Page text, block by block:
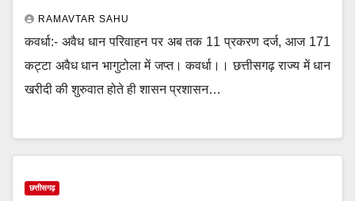
RAMAVTAR SAHU
कवर्धा:- अवैध धान परिवाहन पर अब तक 11 प्रकरण दर्ज, आज 171
कट्टा अवैध धान भागुटोला में जप्त। कवर्धा।। छत्तीसगढ़ राज्य में धान
खरीदी की शुरुवात होते ही शासन प्रशासन…
छत्तीसगढ़